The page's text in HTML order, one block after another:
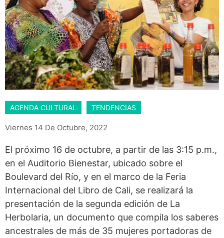
AGENDA CULTURAL TENDENCIAS
Viernes 14 De Octubre, 2022
El próximo 16 de octubre, a partir de las 3:15 p.m.,
en el Auditorio Bienestar, ubicado sobre el
Boulevard del Río, y en el marco de la Feria
Internacional del Libro de Cali, se realizará la
presentación de la segunda edición de La
Herbolaria, un documento que compila los saberes
ancestrales de más de 35 mujeres portadoras de